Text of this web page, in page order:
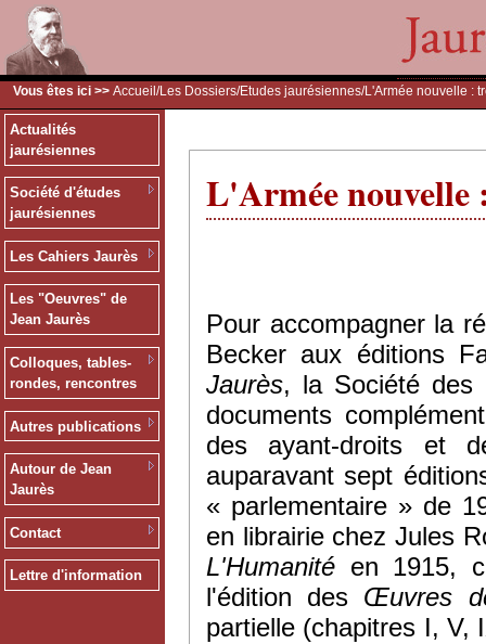
Vous êtes ici >> Accueil /Les Dossiers/Etudes jaurésiennes/L'Armée nouvelle :
Actualités
jaurésiennes
Société d'études
jaurésiennes
Les Cahiers Jaurès
Les "Oeuvres" de
Jean Jaurès
Colloques, tables-
rondes, rencontres
Autres publications
Autour de Jean
Jaurès
Contact
Lettre d'information
L'Armée
Pour accompagner la
Becker aux éditions
Jaurès, la Société des
documents
des ayant-droits et
auparavant sept
« parlementaire » de
en librairie chez Jules
L'Humanité en 1915,
l'édition des Œuvres
partielle (chapitres I, V,